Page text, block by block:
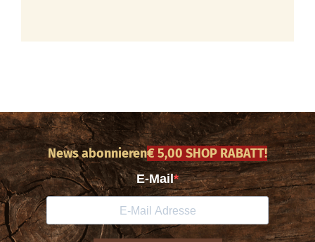
News abonnieren€ 5,00 SHOP RABATT!